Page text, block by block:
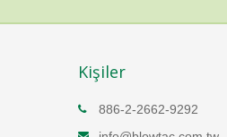
Kişiler
886-2-2662-9292